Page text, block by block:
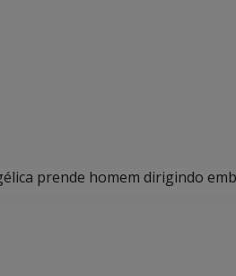
prende homem dirigindo